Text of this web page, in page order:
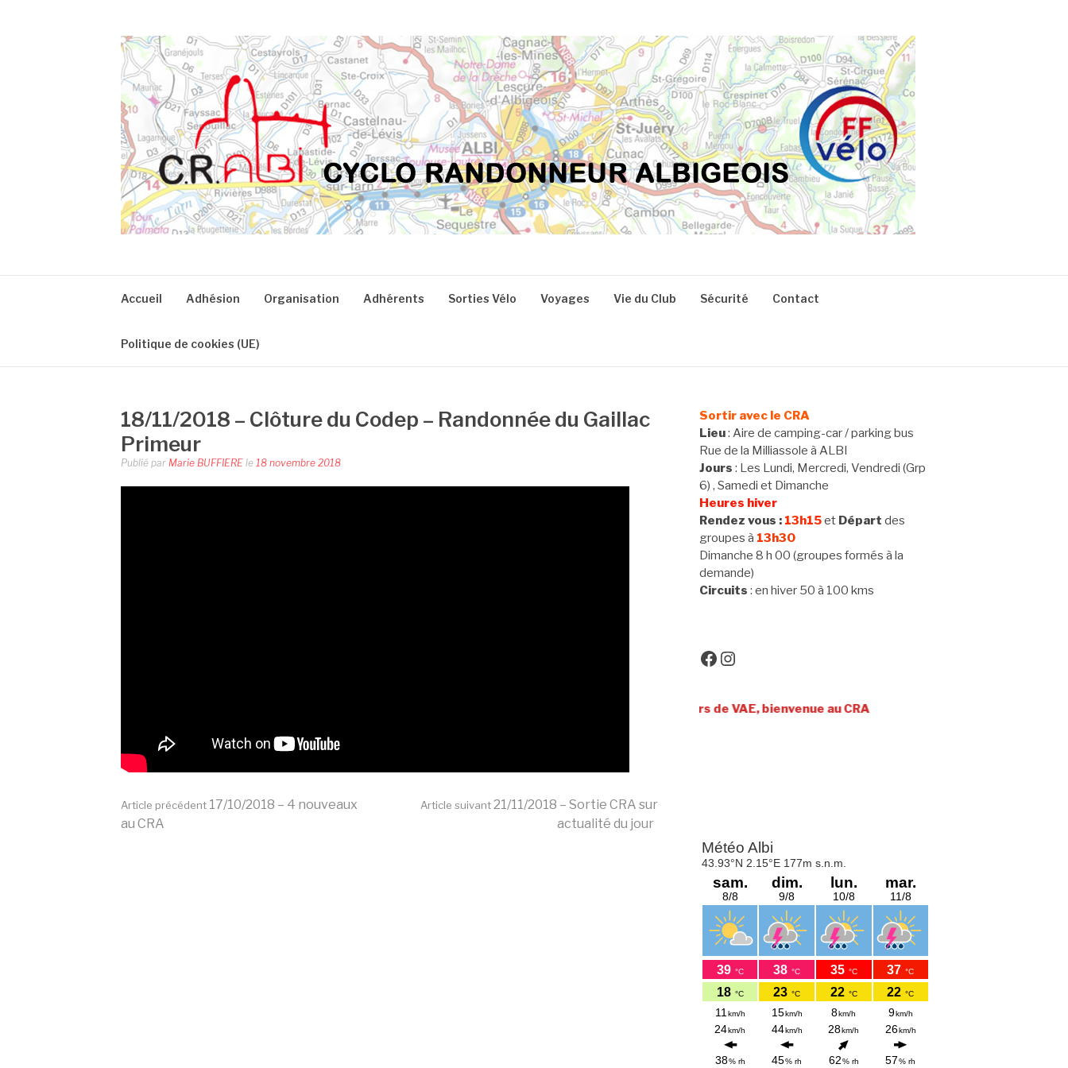
Accueil Adhésion Organisation Adhérents Sorties Vélo Voyages Vie du Club Sécurité Contact
Politique de cookies (UE)
18/11/2018 – Clôture du Codep – Randonnée du Gaillac
Primeur
Publié par Marie BUFFIERE le 18 novembre 2018
Lire
Article précédent 17/10/2018 – 4 nouveaux
au CRA
Article suivant 21/11/2018 – Sortie CRA sur
actualité du jour
Sortir avec le CRA
Lieu: Aire de camping-car / parking bus
Rue de la Milliassole à ALBI
Jours : Les Lundi, Mercredi, Vendredi (Grp
6) , Samedi et Dimanche
Heures hiver
Rendez vous : 13h15et Départ des
groupes à 13h30
Dimanche 8 h 00 (groupes formés à la
demande)
Circuits : en hiver 50 à 100 kms
Facebook
Instagram
Utilisateurs de VAE, bienvenue au CRA